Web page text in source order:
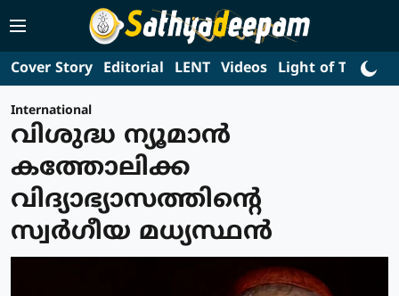
Cover Story Editorial LENT Videos Light of Truth
International
വിശുദ്ധ ന്യൂമാന്‍
കത്തോലിക്ക
വിദ്യാഭ്യാസത്തിന്റെ
സ്വര്‍ഗീയ മധ്യസ്ഥന്‍